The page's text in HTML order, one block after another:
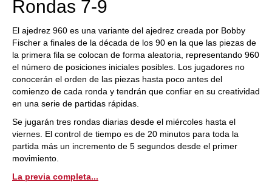
Rondas 7-9
El ajedrez 960 es una variante del ajedrez creada por Bobby
Fischer a finales de la década de los 90 en la que las piezas de
la primera fila se colocan de forma aleatoria, representando 960
el número de posiciones iniciales posibles. Los jugadores no
conocerán el orden de las piezas hasta poco antes del
comienzo de cada ronda y tendrán que confiar en su creatividad
en una serie de partidas rápidas.
Se jugarán tres rondas diarias desde el miércoles hasta el
viernes. El control de tiempo es de 20 minutos para toda la
partida más un incremento de 5 segundos desde el primer
movimiento.
La previa completa...